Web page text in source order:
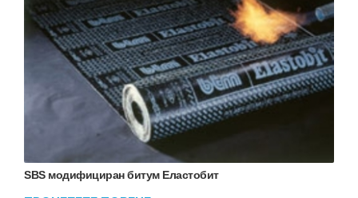
SBS модифициран битум Еластобит